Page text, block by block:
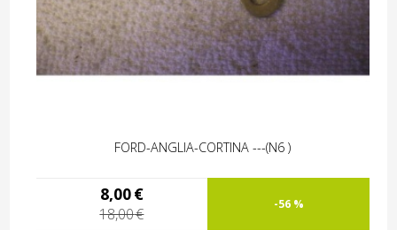
FORD-ANGLIA-CORTINA ---(N6 )
8,00€
18,00€
-56 %